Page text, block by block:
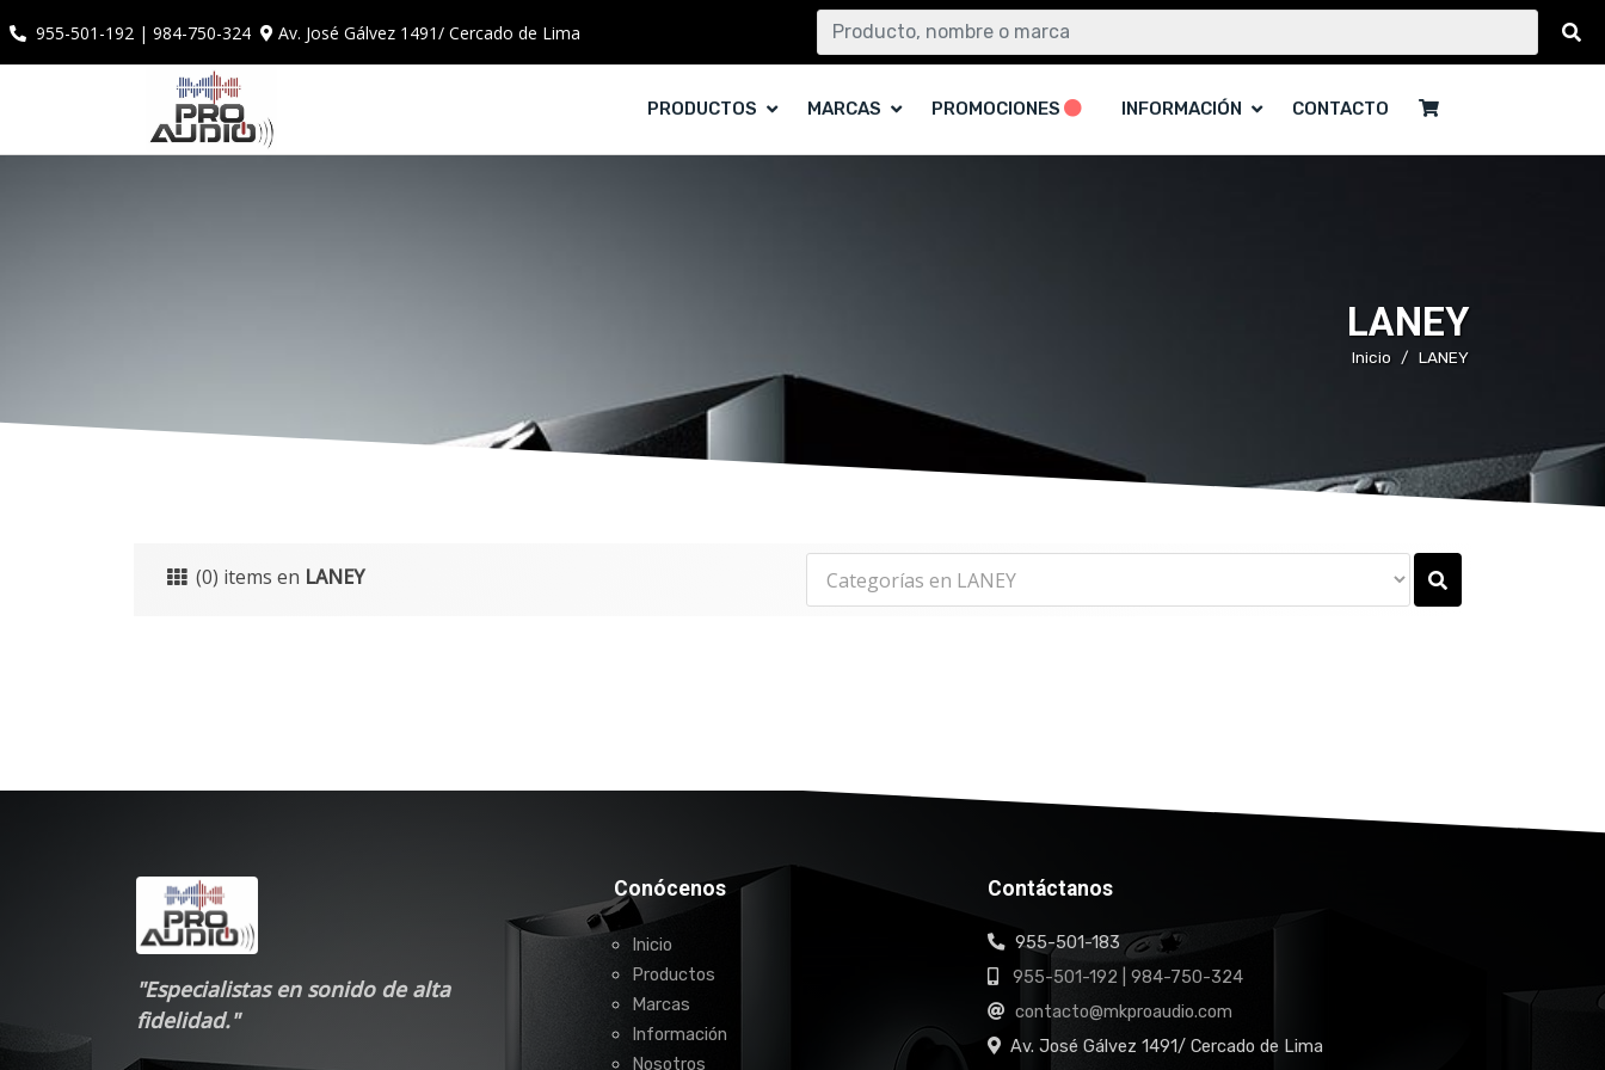
955-501-192 | 984-750-324 Av. José Gálvez 1491/ Cercado de Lima
PRODUCTOS MARCAS PROMOCIONES INFORMACIÓN CONTACTO
LANEY
Inicio LANEY
(0) items en LANEY
"Especialistas en sonido de alta
fidelidad."
Conócenos
Inicio
Productos
Marcas
Información
Nosotros
Contáctanos
955-501-183
955-501-192 | 984-750-324
contacto@mkproaudio.com
Av. José Gálvez 1491/ Cercado de Lima